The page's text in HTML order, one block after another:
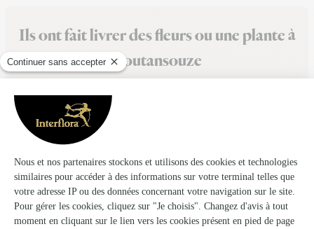
Ils ont fait livrer des fleurs ou une plante à
Coutansouze
★ ★ ★
Site clair service livraison pas top…
a livré la laisser en bas de l'immeuble... il n'est même pas
venu frapper a la porte ni même appelé pour avertir.
23/06/2026